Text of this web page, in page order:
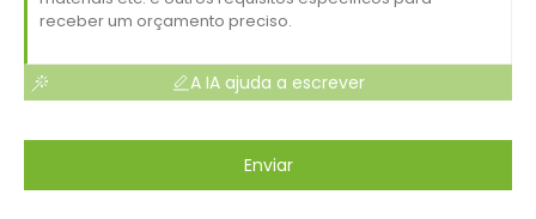
A IA ajuda a escrever
Enviar